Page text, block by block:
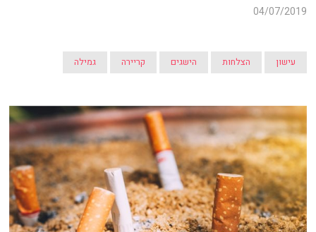
04/07/2019
עישון הצלחות הישגים קריירה גמילה